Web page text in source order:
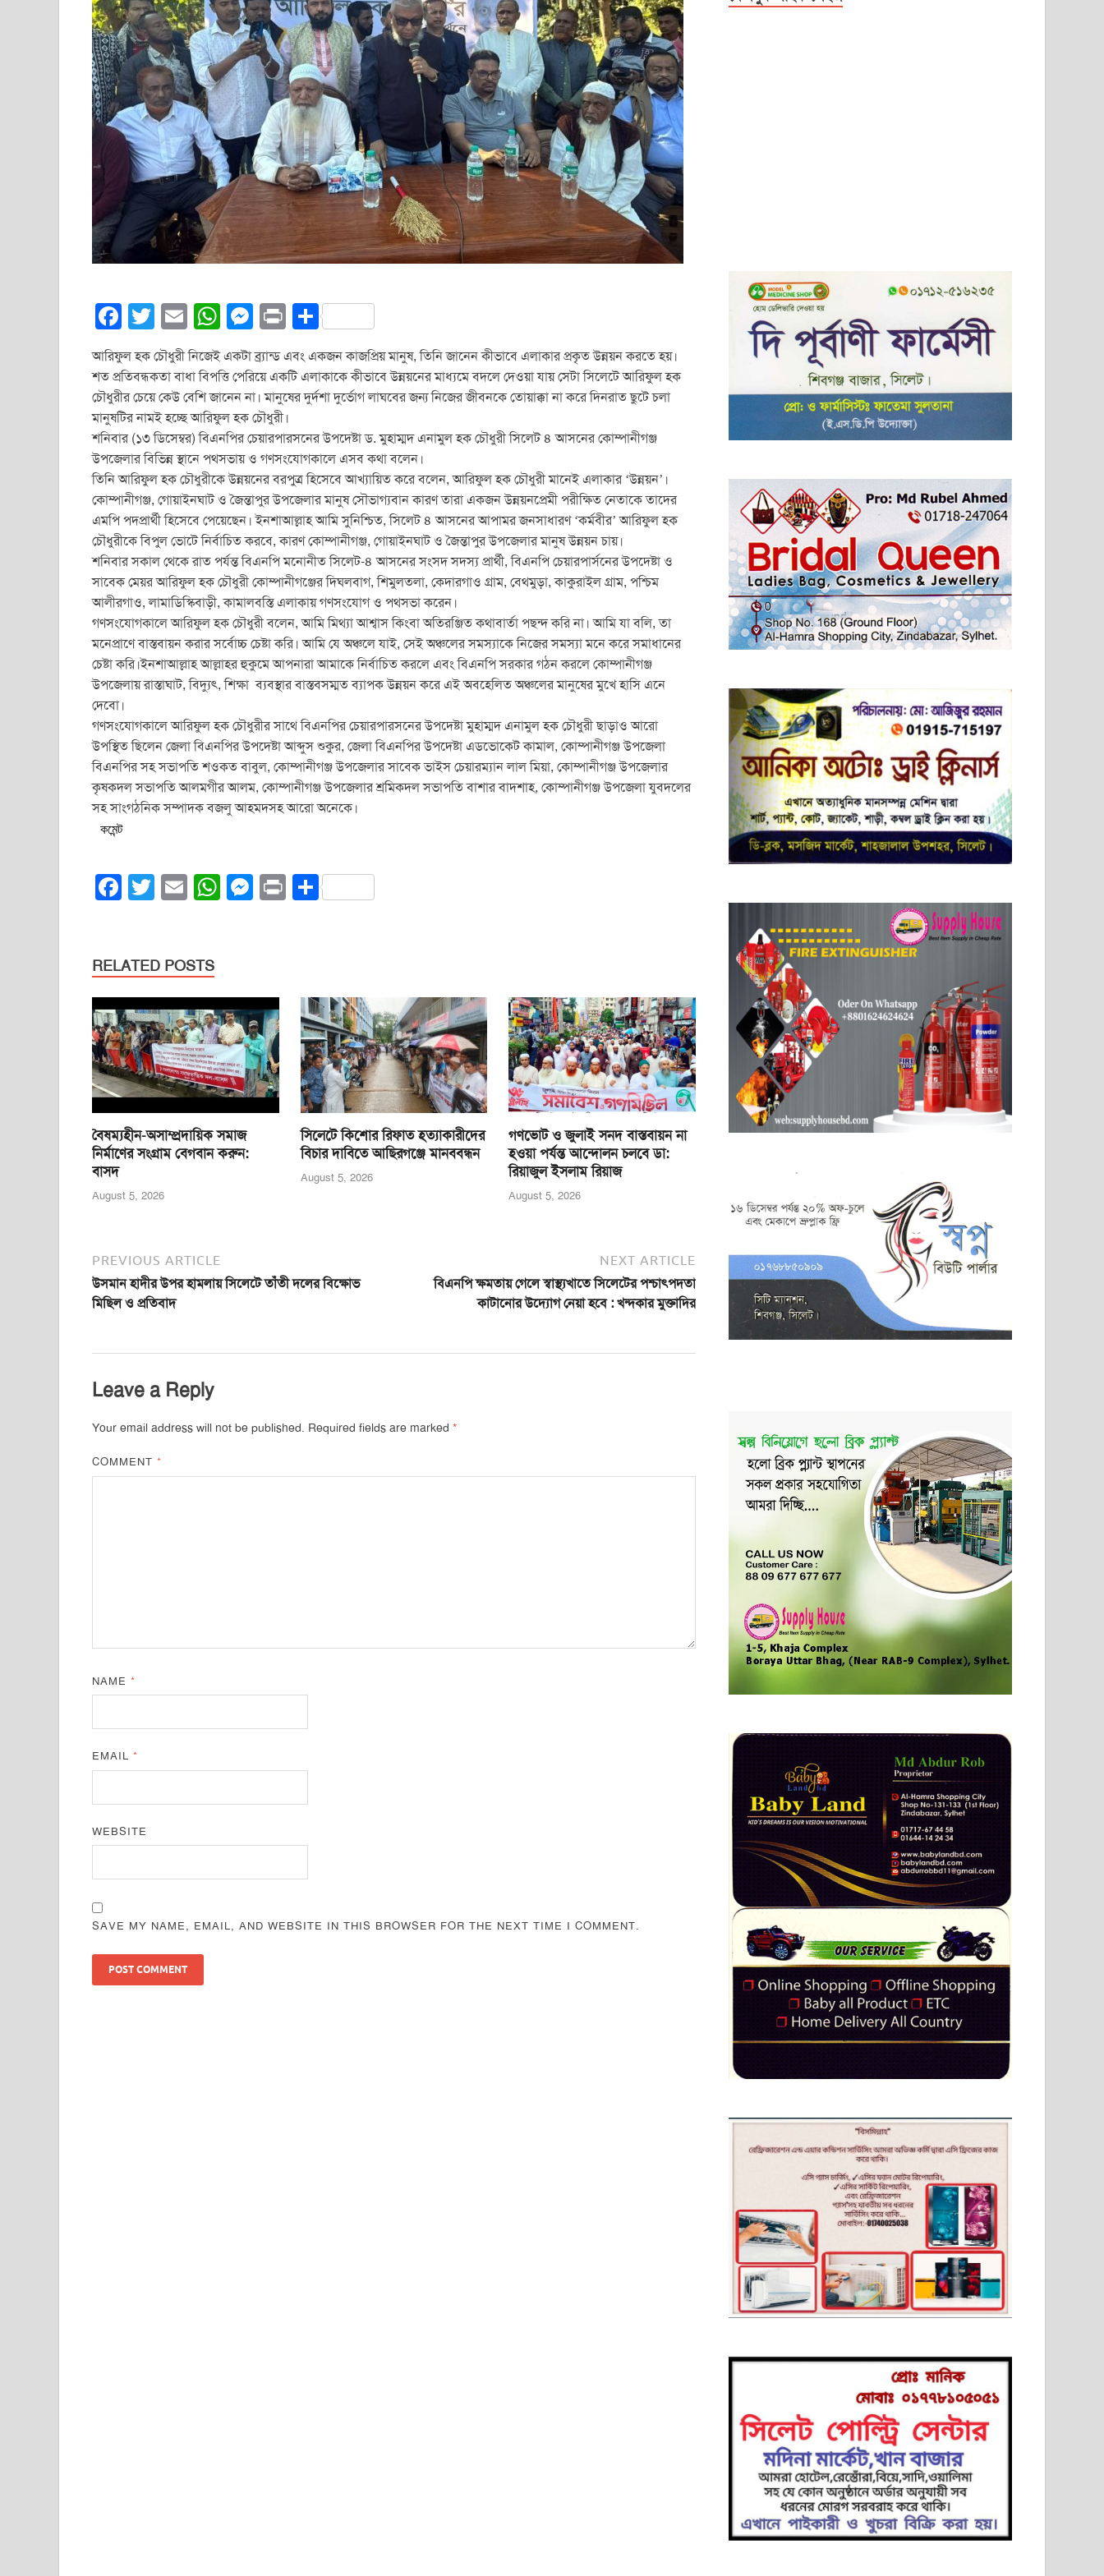
F
c
e
b
o
o
k
T
wi
tt
er
E
m
ail
W
at
s
A
p
p
M
e
ss
e
n
g
er
Pr
t
S
ar
e
আরিফুল হক চৌধুরী নিজেই একটা ব্র্যান্ড এবং একজন কাজপ্রিয় মানুষ, তিনি জানেন কীভাবে এলাকার প্রকৃত উন্নয়ন করতে হয়।
শত প্রতিবন্ধকতা বাধা বিপত্তি পেরিয়ে একটি এলাকাকে কীভাবে উন্নয়নের মাধ্যমে বদলে দেওয়া যায় সেটা সিলেটে আরিফুল হক
চৌধুরীর চেয়ে কেউ বেশি জানেন না। মানুষের দুর্দশা দুর্ভোগ লাঘবের জন্য নিজের জীবনকে তোয়াক্কা না করে দিনরাত ছুটে চলা
মানুষটির নামই হচ্ছে আরিফুল হক চৌধুরী।
শনিবার (১৩ ডিসেম্বর) বিএনপির চেয়ারপারসনের উপদেষ্টা ড. মুহাম্মদ এনামুল হক চৌধুরী সিলেট ৪ আসনের কোম্পানীগঞ্জ
উপজেলার বিভিন্ন স্থানে পথসভায় ও গণসংযোগকালে এসব কথা বলেন।
তিনি আরিফুল হক চৌধুরীকে উন্নয়নের বরপুত্র হিসেবে আখ্যায়িত করে বলেন, আরিফুল হক চৌধুরী মানেই এলাকার ‘উন্নয়ন’।
কোম্পানীগঞ্জ, গোয়াইনঘাট ও জৈন্তাপুর উপজেলার মানুষ সৌভাগ্যবান কারণ তারা একজন উন্নয়নপ্রেমী পরীক্ষিত নেতাকে তাদের
এমপি পদপ্রার্থী হিসেবে পেয়েছেন। ইনশাআল্লাহ আমি সুনিশ্চিত, সিলেট ৪ আসনের আপামর জনসাধারণ ‘কর্মবীর’ আরিফুল হক
চৌধুরীকে বিপুল ভোটে নির্বাচিত করবে, কারণ কোম্পানীগঞ্জ, গোয়াইনঘাট ও জৈন্তাপুর উপজেলার মানুষ উন্নয়ন চায়।
শনিবার সকাল থেকে রাত পর্যন্ত বিএনপি মনোনীত সিলেট-৪ আসনের সংসদ সদস্য প্রার্থী, বিএনপি চেয়ারপার্সনের উপদেষ্টা ও
সাবেক মেয়র আরিফুল হক চৌধুরী কোম্পানীগঞ্জের দিঘলবাগ, শিমুলতলা, কেদারগাও গ্রাম, বেথমুড়া, কাকুরাইল গ্রাম, পশ্চিম
আলীরগাও, লামাডিস্কিবাড়ী, কামালবস্তি এলাকায় গণসংযোগ ও পথসভা করেন।
গণসংযোগকালে আরিফুল হক চৌধুরী বলেন, আমি মিথ্যা আশ্বাস কিংবা অতিরঞ্জিত কথাবার্তা পছন্দ করি না। আমি যা বলি, তা
মনেপ্রাণে বাস্তবায়ন করার সর্বোচ্চ চেষ্টা করি। আমি যে অঞ্চলে যাই, সেই অঞ্চলের সমস্যাকে নিজের সমস্যা মনে করে সমাধানের
চেষ্টা করি।ইনশাআল্লাহ আল্লাহর হুকুমে আপনারা আমাকে নির্বাচিত করলে এবং বিএনপি সরকার গঠন করলে কোম্পানীগঞ্জ
উপজেলায় রাস্তাঘাট, বিদ্যুৎ, শিক্ষা ব্যবস্থার বাস্তবসম্মত ব্যাপক উন্নয়ন করে এই অবহেলিত অঞ্চলের মানুষের মুখে হাসি এনে
দেবো।
গণসংযোগকালে আরিফুল হক চৌধুরীর সাথে বিএনপির চেয়ারপারসনের উপদেষ্টা মুহাম্মদ এনামুল হক চৌধুরী ছাড়াও আরো
উপস্থিত ছিলেন জেলা বিএনপির উপদেষ্টা আব্দুস শুকুর, জেলা বিএনপির উপদেষ্টা এডভোকেট কামাল, কোম্পানীগঞ্জ উপজেলা
বিএনপির সহ সভাপতি শওকত বাবুল, কোম্পানীগঞ্জ উপজেলার সাবেক ভাইস চেয়ারম্যান লাল মিয়া, কোম্পানীগঞ্জ উপজেলার
কৃষকদল সভাপতি আলমগীর আলম, কোম্পানীগঞ্জ উপজেলার শ্রমিকদল সভাপতি বাশার বাদশাহ, কোম্পানীগঞ্জ উপজেলা যুবদলের
সহ সাংগঠনিক সম্পাদক বজলু আহমদসহ আরো অনেকে।
কমেন্ট
F
e
b
o
o
k
T
er
E
W
A
p
p
M
n
g
er
Pr S
RELATED POSTS
বৈষম্যহীন-অসাম্প্রদায়িক সমাজ
নির্মাণের সংগ্রাম বেগবান করুন:
বাসদ
August 5, 2026
সিলেটে কিশোর রিফাত হত্যাকারীদের
বিচার দাবিতে আছিরগঞ্জে মানববন্ধন
August 5, 2026
গণভোট ও জুলাই সনদ বাস্তবায়ন না
হওয়া পর্যন্ত আন্দোলন চলবে ডা:
রিয়াজুল ইসলাম রিয়াজ
August 5, 2026
PREVIOUS ARTICLE
উসমান হাদীর উপর হামলায় সিলেটে তাঁতী দলের বিক্ষোভ
মিছিল ও প্রতিবাদ
NEXT ARTICLE
বিএনপি ক্ষমতায় গেলে স্বাস্থ্যখাতে সিলেটের পশ্চাৎপদতা
কাটানোর উদ্যোগ নেয়া হবে : খন্দকার মুক্তাদির
Leave a Reply
Your email address will not be published. Required fields are marked *
COMMENT*
NAME*
EMAIL*
WEBSITE
SAVE MY NAME, EMAIL, AND WEBSITE IN THIS BROWSER FOR THE NEXT TIME I COMMENT.